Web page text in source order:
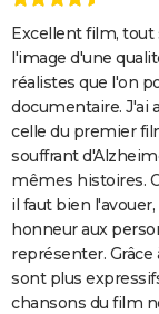
Excellent film,
l'image d'une
réalistes que l'on
documentaire. J'ai
celle du premier
souffrant
mêmes histoires.
il faut bien
honneur aux
représenter.
sont plus
chansons du film